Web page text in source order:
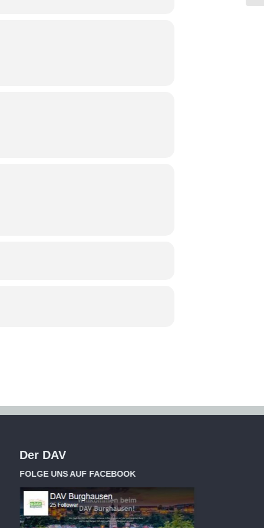
Der DAV
FOLGE UNS AUF FACEBOOK